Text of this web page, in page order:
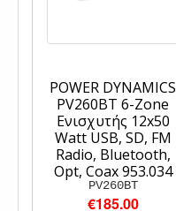
POWER DYNAMICS
PV260BT 6-Zone
Eνισχυτής 12x50
Watt USB, SD, FM
Radio, Bluetooth,
Opt, Coax 953.034
PV260BT
€185.00